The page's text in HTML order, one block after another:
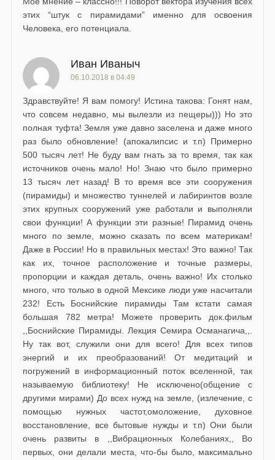
этих “штук с пирамидами” именно для освоения
Человека, его потенциала.
Иван Иваныч
06.10.2018 в 04:49
Здравствуйте! Я вам помогу! Истина такова: Гонят нам,
что совсем недавно, мы вылезли из пещеры))) Но это
полная туфта! Земля уже давно заселена и даже много
раз было обновление! (апокалипсис и т.п) Примерно
500 тысяч лет! Не буду вам гнать за то время, так как
источников очень мало! Но! Знаю что было примерно
13 тысяч лет назад! В то время все эти сооружения
(пирамиды) и множество туннелей и лабиринтов возле
этих крупных сооружений уже работали и выполняли
свои функции! А функции эти разные! Пирамид очень
много по земле, можно сказать по всем материкам!
Даже в России! Но в правильных местах! Это важно! Так
как их, точное расположение и точные размеры,
пропорции и каждая деталь, очень важно! Их столько
много, что только в одной Мексике люди уже насчитали
232! Есть Боснийские пирамиды Там кстати самая
большая 782 метра! Можете проверить док.фильм
,,Боснийские Пирамиды. Лекция Семира Османагича,,.
Ну так вот, служили они для всего! Для всех типов
энергий и их преобразований! От медитаций и
погружений в информационный поток вселенной, так
называемую библиотеку! Не исключено(общение с
другими мирами) До всех нужд на земле, (излечение, с
помощью нужных частот,омоложение, духовное
восстановление, все бытовые нужды и т.п) Они были
очень развиты в ,,Вибрационных Колебаниях,, Во
первых, они делали места, что-бы было, максимально